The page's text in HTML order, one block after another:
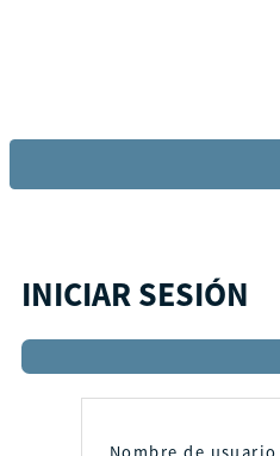
INICIAR SESIÓN